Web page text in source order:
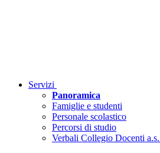
Servizi
Panoramica
Famiglie e studenti
Personale scolastico
Percorsi di studio
Verbali Collegio Docenti